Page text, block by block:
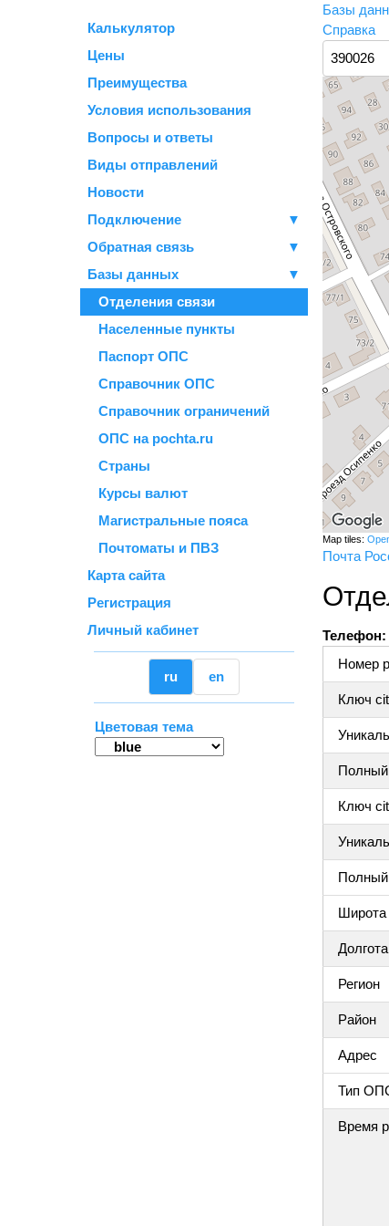
Калькулятор
Цены
Преимущества
Условия использования
Вопросы и ответы
Виды отправлений
Новости
Подключение
▼
Обратная связь
▼
Базы данных
▼
Отделения связи
Населенные пункты
Паспорт ОПС
Справочник ОПС
Справочник ограничений
ОПС на pochta.ru
Страны
Курсы валют
Магистральные пояса
Почтоматы и ПВЗ
Карта сайта
Регистрация
Личный кабинет
ru en
Цветовая тема
Базы
Справка
Map tiles:
Почта
Телефон:
Номер
Ключ
Ключ
Полный
Широта
Долгота
Регион
Район
Адрес
Тип
Время